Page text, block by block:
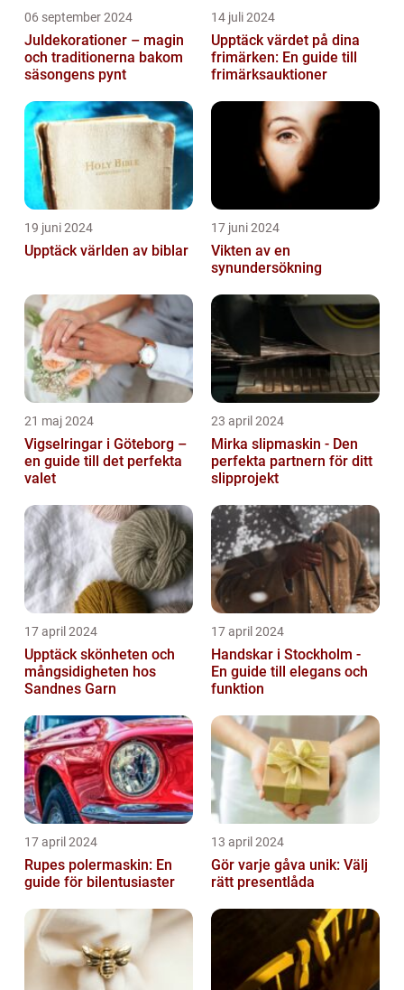
06 september 2024
Juldekorationer – magin
och traditionerna bakom
säsongens pynt
14 juli 2024
Upptäck värdet på dina
frimärken: En guide till
frimärksauktioner
19 juni 2024
Upptäck världen av biblar
17 juni 2024
Vikten av en
synundersökning
21 maj 2024
Vigselringar i Göteborg –
en guide till det perfekta
valet
23 april 2024
Mirka slipmaskin - Den
perfekta partnern för ditt
slipprojekt
17 april 2024
Upptäck skönheten och
mångsidigheten hos
Sandnes Garn
17 april 2024
Handskar i Stockholm -
En guide till elegans och
funktion
17 april 2024
Rupes polermaskin: En
guide för bilentusiaster
13 april 2024
Gör varje gåva unik: Välj
rätt presentlåda